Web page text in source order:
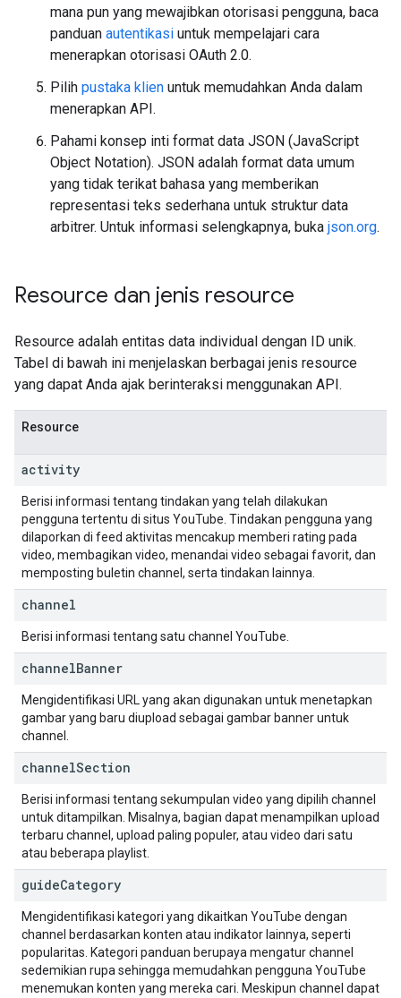
mana pun yang mewajibkan otorisasi pengguna, baca
panduan autentikasi untuk mempelajari cara
menerapkan otorisasi OAuth 2.0.
Pilih pustaka klien untuk memudahkan Anda dalam
menerapkan API.
Pahami konsep inti format data JSON (JavaScript
Object Notation). JSON adalah format data umum
yang tidak terikat bahasa yang memberikan
representasi teks sederhana untuk struktur data
arbitrer. Untuk informasi selengkapnya, buka json.org.
Resource dan jenis resource
Resource adalah entitas data individual dengan ID unik.
Tabel di bawah ini menjelaskan berbagai jenis resource
yang dapat Anda ajak berinteraksi menggunakan API.
Resource
activity
Berisi informasi tentang tindakan yang telah dilakukan
pengguna tertentu di situs YouTube. Tindakan pengguna yang
dilaporkan di feed aktivitas mencakup memberi rating pada
video, membagikan video, menandai video sebagai favorit, dan
memposting buletin channel, serta tindakan lainnya.
channel
Berisi informasi tentang satu channel YouTube.
channelBanner
Mengidentifikasi URL yang akan digunakan untuk menetapkan
gambar yang baru diupload sebagai gambar banner untuk
channel.
channelSection
Berisi informasi tentang sekumpulan video yang dipilih channel
untuk ditampilkan. Misalnya, bagian dapat menampilkan upload
terbaru channel, upload paling populer, atau video dari satu
atau beberapa playlist.
guideCategory
Mengidentifikasi kategori yang dikaitkan YouTube dengan
channel berdasarkan konten atau indikator lainnya, seperti
popularitas. Kategori panduan berupaya mengatur channel
sedemikian rupa sehingga memudahkan pengguna YouTube
menemukan konten yang mereka cari. Meskipun channel dapat